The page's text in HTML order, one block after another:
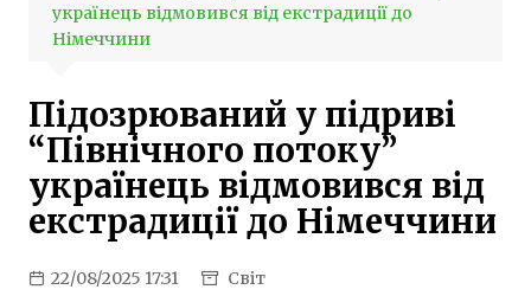
українець відмовився від екстрадиції до
Німеччини
Підозрюваний у підриві
“Північного потоку”
українець відмовився від
екстрадиції до Німеччини
22/08/2025 17:31 Світ